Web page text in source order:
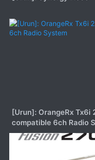
[Urun]: OrangeRx Tx6i 2.4GHz DSM2/DSMX
compatible 6ch Radio